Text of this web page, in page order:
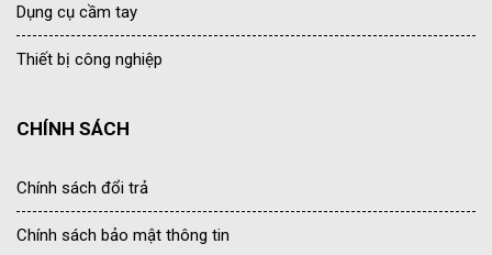
Dụng cụ cầm tay
Thiết bị công nghiệp
CHÍNH SÁCH
Chính sách đổi trả
Chính sách bảo mật thông tin